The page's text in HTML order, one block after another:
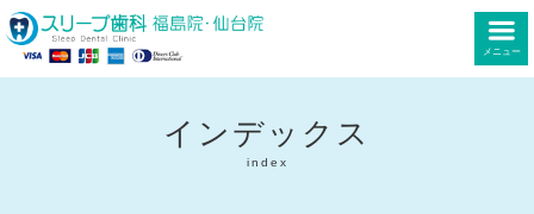
メニュー
インデックス
index